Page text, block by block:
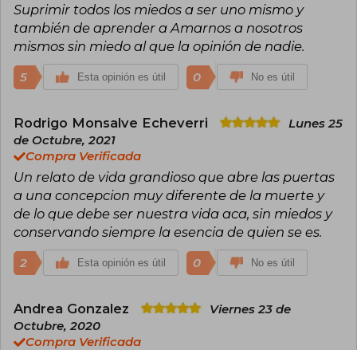
Suprimir todos los miedos a ser uno mismo y
también de aprender a Amarnos a nosotros
mismos sin miedo al que la opinión de nadie.
5 Esta opinión es útil 0 No es útil
Rodrigo Monsalve Echeverri
Lunes 25
de Octubre, 2021
Compra Verificada
Un relato de vida grandioso que abre las puertas
a una concepcion muy diferente de la muerte y
de lo que debe ser nuestra vida aca, sin miedos y
conservando siempre la esencia de quien se es.
2 Esta opinión es útil 0 No es útil
Andrea Gonzalez
Viernes 23 de
Octubre, 2020
Compra Verificada